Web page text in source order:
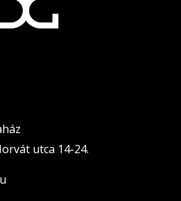
utca 14-24.